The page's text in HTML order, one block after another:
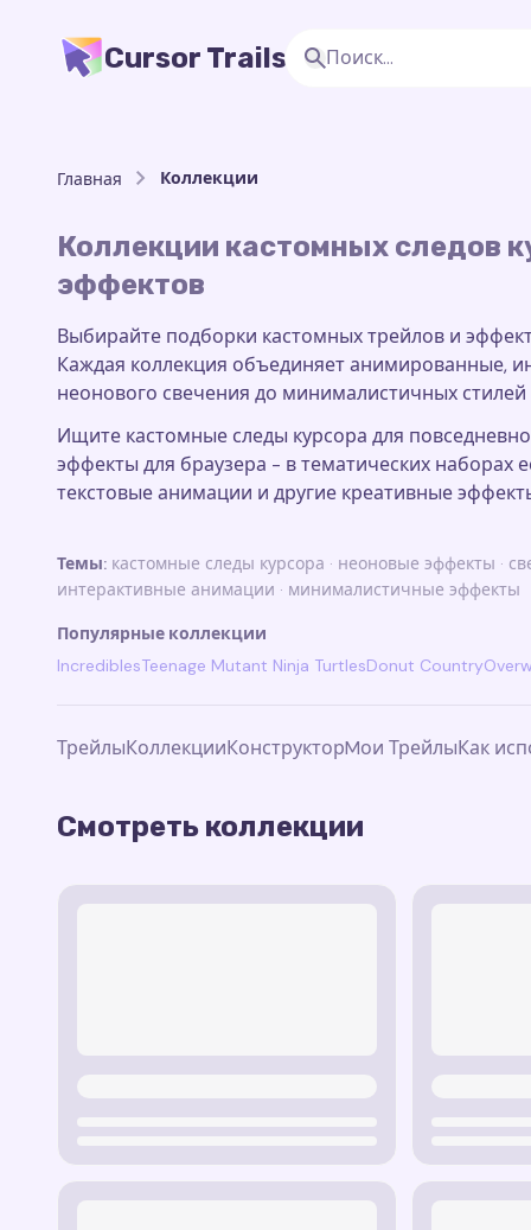
Cursor Trails
Главная Коллекции
Коллекции кастомных следов
эффектов
Выбирайте подборки кастомных трейлов и
Каждая коллекция объединяет анимированные,
неонового свечения до минималистичных
Ищите кастомные следы курсора для
эффекты для браузера - в тематических наборах
текстовые анимации и другие креативные
Темы: кастомные следы курсора · неоновые эффекты ·
интерактивные анимации · минималистичные эффекты
Популярные коллекции
IncrediblesTeenage Mutant Ninja TurtlesDonut Country
ТрейлыКоллекцииКонструкторMои ТрейлыКак
Смотреть коллекции